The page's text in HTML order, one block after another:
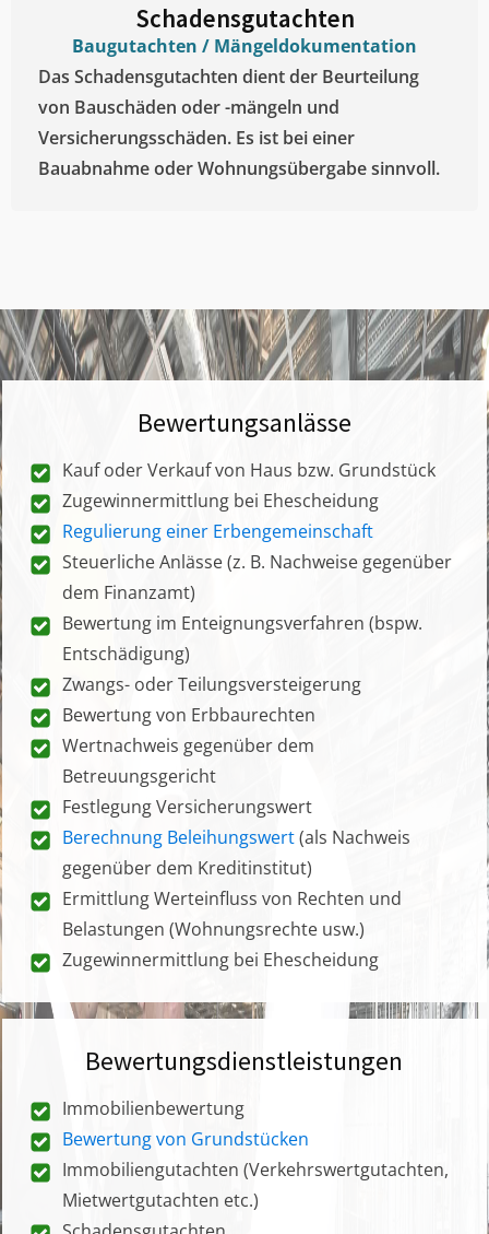
Schadensgutachten
Baugutachten / Mängeldokumentation
Das Schadensgutachten dient der Beurteilung
von Bauschäden oder -mängeln und
Versicherungsschäden. Es ist bei einer
Bauabnahme oder Wohnungsübergabe sinnvoll.
Bewertungsanlässe
Kauf oder Verkauf von Haus bzw. Grundstück
Zugewinnermittlung bei Ehescheidung
Regulierung einer Erbengemeinschaft
Steuerliche Anlässe (z. B. Nachweise gegenüber
dem Finanzamt)
Bewertung im Enteignungsverfahren (bspw.
Entschädigung)
Zwangs- oder Teilungsversteigerung
Bewertung von Erbbaurechten
Wertnachweis gegenüber dem
Betreuungsgericht
Festlegung Versicherungswert
Berechnung Beleihungswert(als Nachweis
gegenüber dem Kreditinstitut)
Ermittlung Werteinfluss von Rechten und
Belastungen (Wohnungsrechte usw.)
Zugewinnermittlung bei Ehescheidung
Bewertungsdienstleistungen
Immobilienbewertung
Bewertung von Grundstücken
Immobiliengutachten (Verkehrswertgutachten,
Mietwertgutachten etc.)